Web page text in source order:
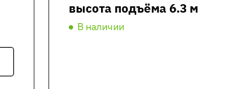
высота подъёма 6.3 м
В наличии